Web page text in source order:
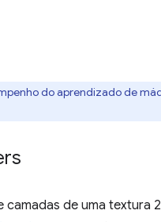
do aprendizado de
de uma textura